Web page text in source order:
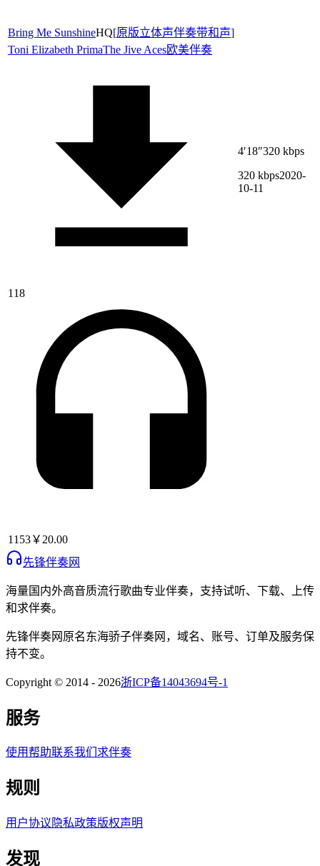
Bring Me SunshineHQ[原版立体声伴奏带和声]
Toni Elizabeth PrimaThe Jive Aces欧美伴奏
118
1153￥20.00
4′18″320 kbps
320 kbps2020-
10-11
先锋伴奏网
海量国内外高音质流行歌曲专业伴奏，支持试听、下载、上传
和求伴奏。
先锋伴奏网 原名东海骄子伴奏网 ，域名、账号、订单及服务保
持不变。
Copyright © 2014 - 2026浙ICP备14043694号-1
服务
使用帮助联系我们 求伴奏
规则
用户协议 隐私政策版权声明
发现